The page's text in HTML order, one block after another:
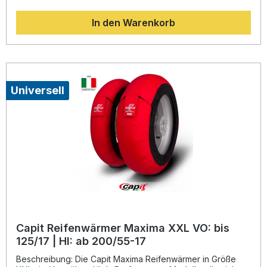
Technologie gewährleistet Capit eine konstante
Temperatur von 85°C ohne Temperaturschwankungen –
ideal für präzises Fahrverhalten und maximale
Reifenperformance auf der Rennstrecke. Das robuste
während das Innengewebe aus NOMEX Feuer- und
Wasserresistenz bietet. Durch die vorgeformte Passform
lässt sich der Reifenwärmer leicht montieren, und die
Betriebsanzeige ermöglicht eine einfache Kontrolle. Dank
der radial vernähten Heizdrähte wird die Reifenoberfläche
gleichmäßig auf bis zu 85°C erhitzt, wodurch ein optimales
Gripniveau erreicht wird. TNT-Technologie für konstante
85°C ohne Temperaturschwankungen Robustes Teflon-
Außenmaterial und feuerfestes NOMEX-Innengewebe
Einfaches Handling durch vorgeformte Passform Radial
vernähte Heizdrähte für gleichmäßige Wärmeverteilung
Inklusive eleganter Transporttasche und CE-Prüfung
In den Warenkorb
Universell
Capit Reifenwärmer Maxima XXL VO: bis
125/17 | HI: ab 200/55-17
Beschreibung: Die Capit Maxima Reifenwärmer in Größe